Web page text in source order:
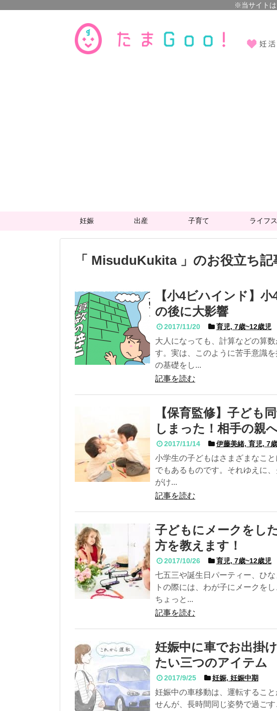
妊娠 出産 子育て ライフ
「 MisuduKukita 」のお役立ち記
【小4ビハインド】
の後に大影響
2017/11/20 育児, 7歳~12歳児
大人になっても、計算などの算
す。実は、このように苦手意識
の基礎をし...
記事を読む
【保育監修】子ども
しまった！相手の親
2017/11/14 伊藤美緒, 育児, 7
小学生の子どもはさまざまなこ
でもあるものです。それゆえに
がけ...
記事を読む
子どもにメークをし
方を教えます！
2017/10/26 育児, 7歳~12歳児
七五三や誕生日パーティー、ひ
トの際には、わが子にメークを
ちょっと...
記事を読む
妊娠中に車でお出掛
たい三つのアイテム
2017/9/25 妊娠, 妊娠中期
妊娠中の車移動は、運転するこ
せんが、長時間同じ姿勢で過ご